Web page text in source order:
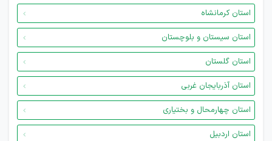
استان کرمانشاه
استان سیستان و بلوچستان
استان گلستان
استان آذربایجان غربی
استان چهارمحال و بختیاری
استان اردبیل